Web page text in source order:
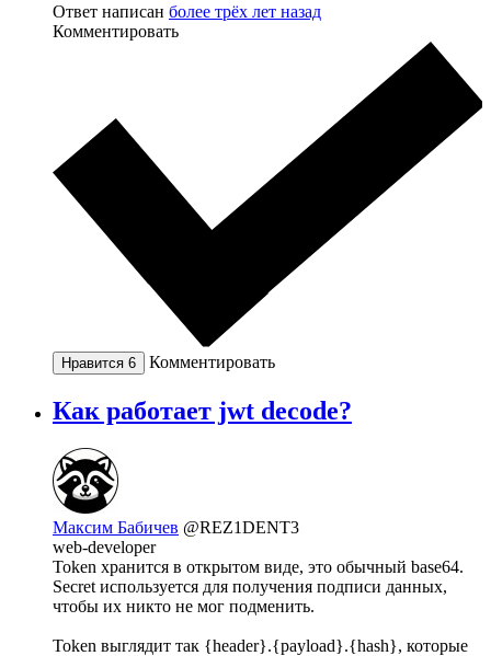
Ответ написан более трёх лет назад
Комментировать
Нравится 6 Комментировать
Как работает jwt decode?
Максим Бабичев @REZ1DENT3
web-developer
Token хранится в открытом виде, это обычный base64.
Secret используется для получения подписи данных,
чтобы их никто не мог подменить.
Token выглядит так {header}.{payload}.{hash}, которые